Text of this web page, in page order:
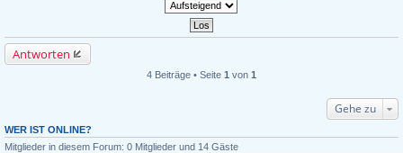
Antworten
4 Beiträge • Seite 1 von 1
Gehe zu
WER IST ONLINE?
Mitglieder in diesem Forum: 0 Mitglieder und 14 Gäste